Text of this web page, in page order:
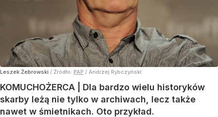
Leszek Żebrowski / Źródło: PAP / Andrzej Rybczyński
KOMUCHOŻERCA | Dla bardzo wielu historyków
skarby leżą nie tylko w archiwach, lecz także
nawet w śmietnikach. Oto przykład.